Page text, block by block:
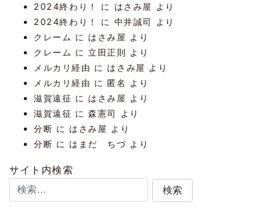
2024終わり！ に はさみ屋
より
2024終わり！
に 中井誠司
より
クレーム に はさみ屋 より
クレーム に 立田正則 より
メルカリ経由 に はさみ屋 より
メルカリ経由 に匿名
より
滋賀遠征 に はさみ屋 より
滋賀遠征 に森憲司
より
分断 に はさみ屋 より
分断 に はまだ ちづ より
サイト内検索